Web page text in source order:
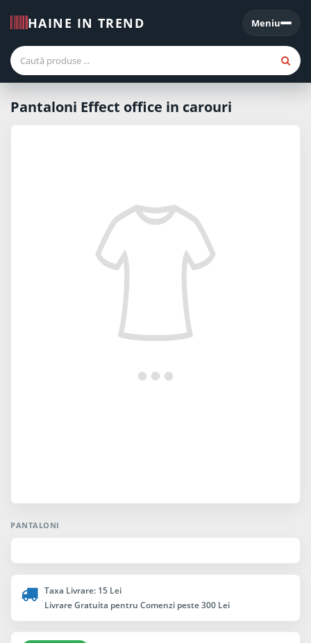
HAINE IN TREND Meniu
Meniu
Pantaloni Effect office in carouri
PANTALONI
Taxa Livrare: 15 Lei
Livrare Gratuita pentru Comenzi peste 300 Lei